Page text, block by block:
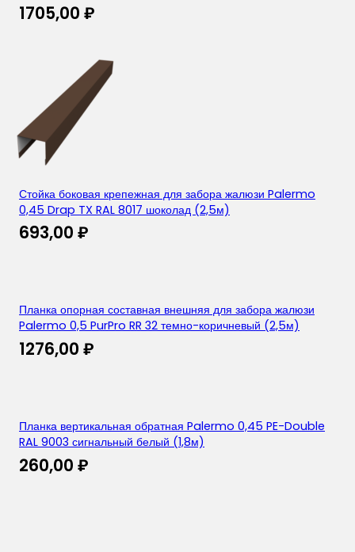
1705,00 ₽
Стойка боковая крепежная для забора жалюзи Palermo
0,45 Drap TX RAL 8017 шоколад (2,5м)
693,00 ₽
Планка опорная составная внешняя для забора жалюзи
Palermo 0,5 PurPro RR 32 темно-коричневый (2,5м)
1276,00 ₽
Планка вертикальная обратная Palermo 0,45 PE-Double
RAL 9003 сигнальный белый (1,8м)
260,00 ₽